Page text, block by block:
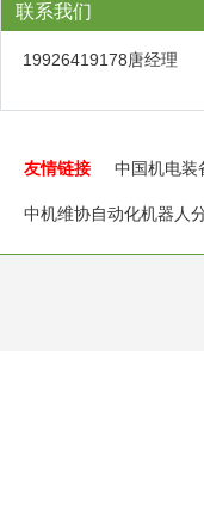
联系我们
19926419178唐经理
友情链接 中国机电装
中机维协自动化机器人